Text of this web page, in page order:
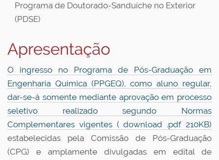
Programa de Doutorado-Sanduíche no Exterior
(PDSE)
Apresentação
O ingresso no Programa de Pós-Graduação em
Engenharia Química (PPGEQ), como aluno regular,
dar-se-á somente mediante aprovação em processo
seletivo realizado segundo Normas
Complementares vigentes ( download .pdf 210KB)
estabelecidas pela Comissão de Pós-Graduação
(CPG) e amplamente divulgadas em edital de